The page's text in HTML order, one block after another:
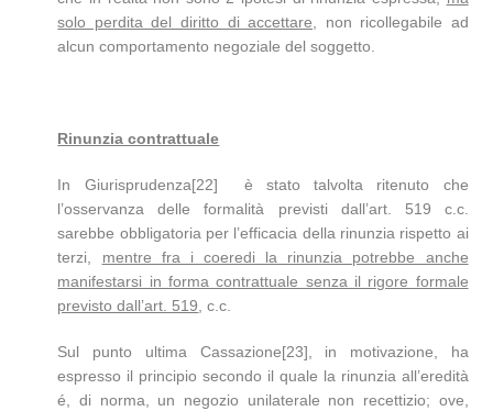
solo perdita del diritto di accettare , non ricollegabile ad
alcun comportamento negoziale del soggetto.
Rinunzia contrattuale
In Giurisprudenza[22] è stato talvolta ritenuto che
l’osservanza delle formalità previsti dall’art. 519 c.c.
sarebbe obbligatoria per l’efficacia della rinunzia rispetto ai
terzi, mentre fra i coeredi la rinunzia potrebbe anche
manifestarsi in forma contrattuale senza il rigore formale
previsto dall’art. 519 , c.c.
Sul punto ultima Cassazione[23], in motivazione, ha
espresso il principio secondo il quale la rinunzia all’eredità
é, di norma, un negozio unilaterale non recettizio; ove,